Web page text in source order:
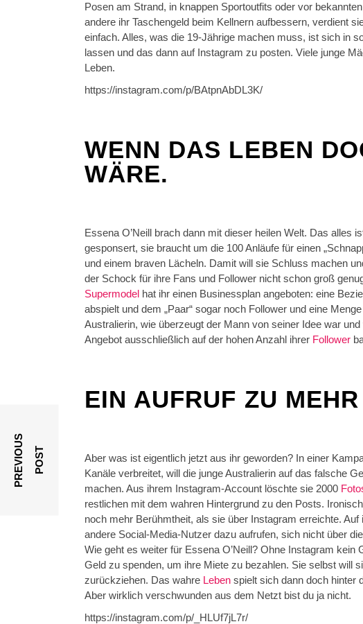
Posen am Strand, in knappen Sportoutfits oder vor
andere ihr Taschengeld beim Kellnern aufbessern, verdient
einfach. Alles, was die 19-Jährige machen muss, ist sich in
lassen und das dann auf Instagram zu posten. Viele junge
Leben.
https://instagram.com/p/BAtpnAbDL3K/
WENN DAS LEBEN
WÄRE.
Essena O’Neill brach dann mit dieser heilen Welt. Das alles
gesponsert, sie braucht um die 100 Anläufe für einen
und einem braven Lächeln. Damit will sie Schluss machen
der Schock für ihre Fans und Follower nicht schon groß
Supermodel hat ihr einen Businessplan angeboten: eine
abspielt und dem „Paar“ sogar noch Follower und eine
Australierin, wie überzeugt der Mann von seiner Idee war
Angebot ausschließlich auf der hohen Anzahl ihrer Follower
EIN AUFRUF ZU
Aber was ist eigentlich jetzt aus ihr geworden? In einer
Kanäle verbreitet, will die junge Australierin auf das falsche
machen. Aus ihrem Instagram-Account löschte sie 2000
restlichen mit dem wahren Hintergrund zu den Posts.
noch mehr Berühmtheit, als sie über Instagram erreichte. Auf
andere Social-Media-Nutzer dazu aufrufen, sich nicht über
Wie geht es weiter für Essena O’Neill? Ohne Instagram kein
Geld zu spenden, um ihre Miete zu bezahlen. Sie selbst will
zurückziehen. Das wahre Leben spielt sich dann doch hinter
Aber wirklich verschwunden aus dem Netzt bist du ja nicht.
https://instagram.com/p/_HLUf7jL7r/
P
R
E
V
I
O
U
S
P
O
S T